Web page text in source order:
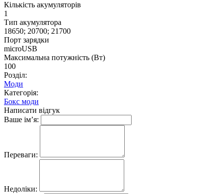
Кількість акумуляторів
1
Тип акумулятора
18650; 20700; 21700
Порт зарядки
microUSB
Максимальна потужність (Вт)
100
Розділ:
Моди
Категорія:
Бокс моди
Написати відгук
Ваше ім’я:
Переваги:
Недоліки: